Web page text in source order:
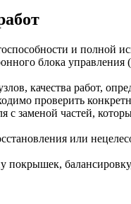
и полной
блока
качества работ,
проверить
заменой частей,
или
балансировку,